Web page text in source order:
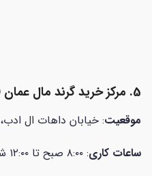
5. مرکز خرید گرند مال عمان (
موقعیت: خیابان داهات ال ادب، ۱۱۳، عمان
ساعات کاری: ۸:۰۰ صبح تا ۱۲:۰۰ شب